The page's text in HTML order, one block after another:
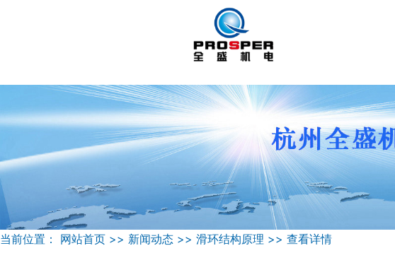
当前位置： 网站首页 >> 新闻动态 >> 滑环结构原理 >> 查看详情